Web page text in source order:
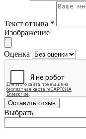
Текст отзыва *
Изображение
Оценка
Оставить отзыв
Выбрать